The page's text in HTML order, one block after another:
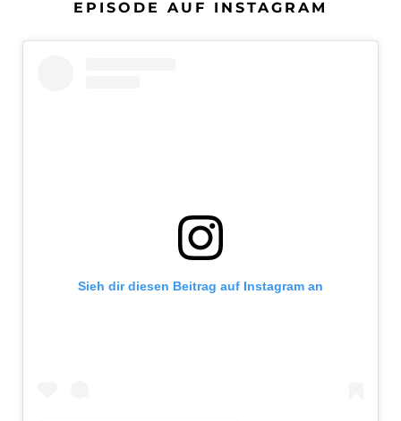
EPISODE AUF INSTAGRAM
Sieh dir diesen Beitrag auf Instagram an